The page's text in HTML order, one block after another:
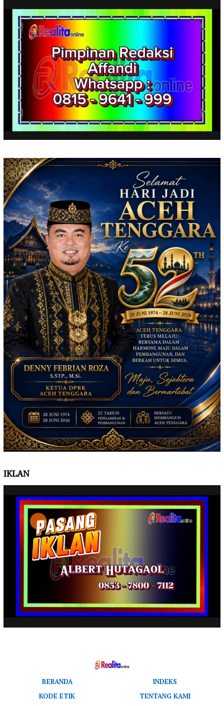
IKLAN
BERANDA
INDEKS
KODE ETIK
TENTANG KAMI